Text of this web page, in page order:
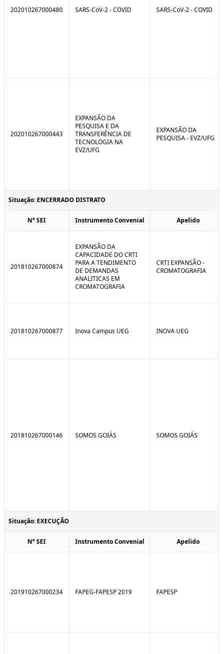
202010267000480 SARS-CoV-2 - COVID SARS-CoV-2 - COVID
202010267000443
EXPANSÃO DA
PESQUISA E DA
TRANSFERÊNCIA DE
TECNOLOGIA NA
EVZ/UFG
EXPANSÃO DA
PESQUISA - EVZ/UFG
Situação: ENCERRADO DISTRATO
N° SEI Instrumento Convenial Apelido
201810267000874
EXPANSÃO DA
CAPACIDADE DO CRTI
PARA A TENDIMENTO
DE DEMANDAS
ANALITICAS EM
CROMATOGRAFIA
CRTI EXPANSÃO -
CROMATOGRAFIA
201810267000877 Inova Campus UEG INOVA UEG
201810267000146 SOMOS GOIÁS SOMOS GOIÁS
Situação: EXECUÇÃO
N° SEI Instrumento Convenial Apelido
201910267000234 FAPEG-FAPESP 2019 FAPESP